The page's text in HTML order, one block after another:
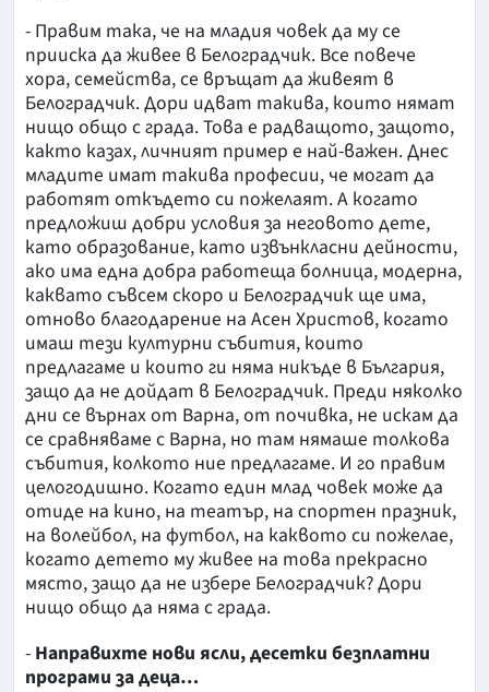
- Правим така, че на младия човек да му се
прииска да живее в Белоградчик. Все повече
хора, семейства, се връщат да живеят в
Белоградчик. Дори идват такива, които нямат
нищо общо с града. Това е радващото, защото,
както казах, личният пример е най-важен. Днес
младите имат такива професии, че могат да
работят откъдето си пожелаят. А когато
предложиш добри условия за неговото дете,
като образование, като извънкласни дейности,
ако има една добра работеща болница, модерна,
каквато съвсем скоро и Белоградчик ще има,
отново благодарение на Асен Христов, когато
имаш тези културни събития, които
предлагаме и които ги няма никъде в България,
защо да не дойдат в Белоградчик. Преди няколко
дни се върнах от Варна, от почивка, не искам да
се сравняваме с Варна, но там нямаше толкова
събития, колкото ние предлагаме. И го правим
целогодишно. Когато един млад човек може да
отиде на кино, на театър, на спортен празник,
на волейбол, на футбол, на каквото си пожелае,
когато детето му живее на това прекрасно
място, защо да не избере Белоградчик? Дори
нищо общо да няма с града.
- Направихте нови ясли, десетки безплатни
програми за деца…